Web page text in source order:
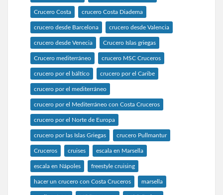
Crucero Costa crucero Costa Diadema
crucero desde Barcelona crucero desde Valencia
crucero desde Venecia Crucero Islas griegas
Crucero mediterráneo crucero MSC Cruceros
crucero por el báltico crucero por el Caribe
crucero por el mediterráneo
crucero por el Mediterráneo con Costa Cruceros
crucero por el Norte de Europa
crucero por las Islas Griegas crucero Pullmantur
Cruceros cruises escala en Marsella
escala en Nápoles freestyle cruising
hacer un crucero con Costa Cruceros marsella